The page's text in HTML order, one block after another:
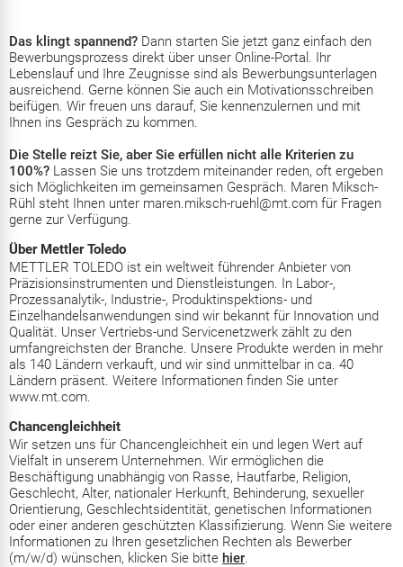
Das klingt spannend? Dann starten Sie jetzt ganz einfach den
Bewerbungsprozess direkt über unser Online-Portal. Ihr
Lebenslauf und Ihre Zeugnisse sind als Bewerbungsunterlagen
ausreichend. Gerne können Sie auch ein Motivationsschreiben
beifügen. Wir freuen uns darauf, Sie kennenzulernen und mit
Ihnen ins Gespräch zu kommen.
Die Stelle reizt Sie, aber Sie erfüllen nicht alle Kriterien zu
100%? Lassen Sie uns trotzdem miteinander reden, oft ergeben
sich Möglichkeiten im gemeinsamen Gespräch. Maren Miksch-
Rühl steht Ihnen unter maren.miksch-ruehl@mt.com für Fragen
gerne zur Verfügung.
Über Mettler Toledo
METTLER TOLEDO ist ein weltweit führender Anbieter von
Präzisionsinstrumenten und Dienstleistungen. In Labor-,
Prozessanalytik-, Industrie-, Produktinspektions- und
Einzelhandelsanwendungen sind wir bekannt für Innovation und
Qualität. Unser Vertriebs-und Servicenetzwerk zählt zu den
umfangreichsten der Branche. Unsere Produkte werden in mehr
als 140 Ländern verkauft, und wir sind unmittelbar in ca. 40
Ländern präsent. Weitere Informationen finden Sie unter
www.mt.com.
Chancengleichheit
Wir setzen uns für Chancengleichheit ein und legen Wert auf
Vielfalt in unserem Unternehmen. Wir ermöglichen die
Beschäftigung unabhängig von Rasse, Hautfarbe, Religion,
Geschlecht, Alter, nationaler Herkunft, Behinderung, sexueller
Orientierung, Geschlechtsidentität, genetischen Informationen
oder einer anderen geschützten Klassifizierung. Wenn Sie weitere
Informationen zu Ihren gesetzlichen Rechten als Bewerber
(m/w/d) wünschen, klicken Sie bitte hier.